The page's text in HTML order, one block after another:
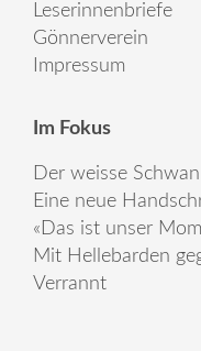
Leserinnenbriefe
Gönnerverein
Impressum
Im Fokus
Der weisse Schwan
Eine neue
«Das ist unser
Mit Hellebarden
Verrannt